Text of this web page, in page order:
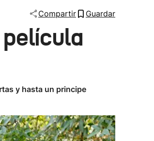
Compartir Guardar
y hasta un principe